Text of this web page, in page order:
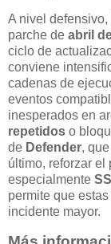
A nivel
parche de abril
ciclo de
conviene
cadenas de
eventos
inesperados en
repetidos o
de Defender,
último, reforzar el
especialmente
permite que
incidente mayor.